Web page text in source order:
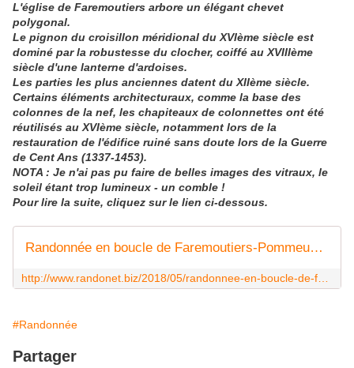
L'église de Faremoutiers arbore un élégant chevet
polygonal.
Le pignon du croisillon méridional du XVIème siècle est
dominé par la robustesse du clocher, coiffé au XVIIIème
siècle d'une lanterne d'ardoises.
Les parties les plus anciennes datent du XIIème siècle.
Certains éléments architecturaux, comme la base des
colonnes de la nef, les chapiteaux de colonnettes ont été
réutilisés au XVIème siècle, notamment lors de la
restauration de l'édifice ruiné sans doute lors de la Guerre
de Cent Ans (1337-1453).
NOTA : Je n'ai pas pu faire de belles images des vitraux, le
soleil étant trop lumineux - un comble !
Pour lire la suite, cliquez sur le lien ci-dessous.
Randonnée en boucle de Faremoutiers-Pommeuse, 15 km. - Carnets de r@ndos et de voy@ges...
#Randonnée
Partager